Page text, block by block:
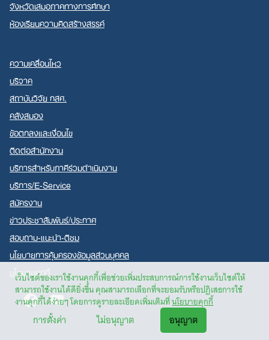
เว็บไซต์ของเราใช้งานคุกกี้เพื่อช่วยเพิ่มประสบการณ์การใช้งานเว็บไซต์ให้
สามารถใช้งานได้ดียิ่งขึ้น คุณสามารถเลือกที่จะยอมรับหรือปฏิเสธการใช้
งานคุกกี้ได้ง่ายๆ โดยการดูรายละเอียดเพิ่มเติมที่นโยบายคุกกี้
การตั้งค่า ไม่อนุญาต อนุญาต
จังหวัดเสมอภาคทางการศึกษา
ห้องเรียนความคิดสร้างสรรค์
ความเคลื่อนไหว
บริจาค
สถาบันวิจัย กสศ.
คลังสมอง
ข้อตกลงและเงื่อนไข
ติดต่อสำนักงาน
บริการสำหรับภาคีร่วมดำเนินงาน
บริการ/E-Service
สมัครงาน
ข่าวประชาสัมพันธ์/ประกาศ
สอบถาม-แนะนำ-ติชม
นโยบายการคุ้มครองข้อมูลส่วนบุคคล
นโยบายคุกกี้
FacebookYoutube